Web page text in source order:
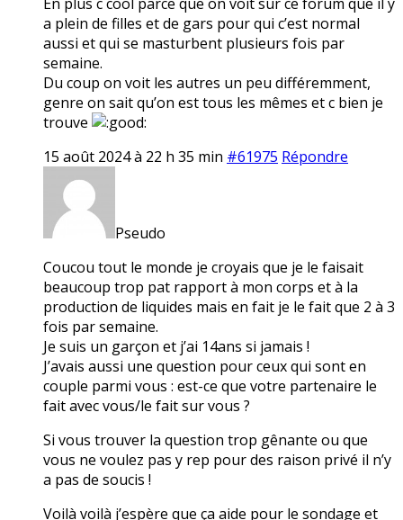
a plein de filles et de gars pour qui c’est normal
aussi et qui se masturbent plusieurs fois par
semaine.
Du coup on voit les autres un peu différemment,
genre on sait qu’on est tous les mêmes et c bien je
trouve
15 août 2024 à 22 h 35 min #61975 Répondre
Pseudo
Coucou tout le monde je croyais que je le faisait
beaucoup trop pat rapport à mon corps et à la
production de liquides mais en fait je le fait que 2 à 3
fois par semaine.
Je suis un garçon et j’ai 14ans si jamais !
J’avais aussi une question pour ceux qui sont en
couple parmi vous : est-ce que votre partenaire le
fait avec vous/le fait sur vous ?
Si vous trouver la question trop gênante ou que
vous ne voulez pas y rep pour des raison privé il n’y
a pas de soucis !
Voilà voilà j’espère que ça aide pour le sondage et